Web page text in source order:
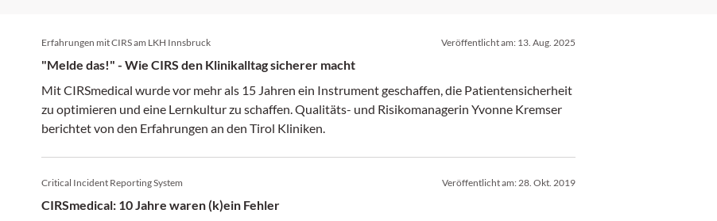
Erfahrungen mit CIRS am LKH Innsbruck Veröffentlicht am: 13. Aug. 2025
"Melde das!" - Wie CIRS den Klinikalltag sicherer macht
Mit CIRSmedical wurde vor mehr als 15 Jahren ein Instrument geschaffen, die Patientensicherheit
zu optimieren und eine Lernkultur zu schaffen. Qualitäts- und Risikomanagerin Yvonne Kremser
berichtet von den Erfahrungen an den Tirol Kliniken.
Critical Incident Reporting System Veröffentlicht am:28. Okt. 2019
CIRSmedical: 10 Jahre waren (k)ein Fehler